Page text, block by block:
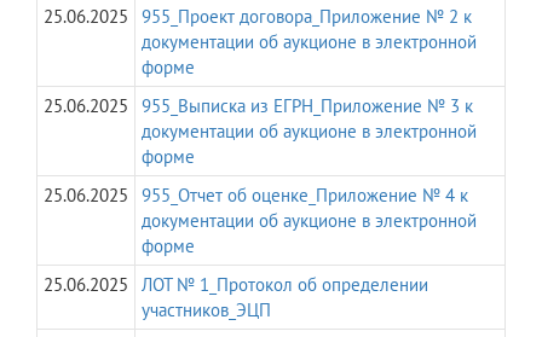
25.06.2025
955_Проект договора_Приложение № 2 к
документации об аукционе в электронной
форме
25.06.2025
955_Выписка из ЕГРН_Приложение № 3 к
документации об аукционе в электронной
форме
25.06.2025
955_Отчет об оценке_Приложение № 4 к
документации об аукционе в электронной
форме
25.06.2025
ЛОТ № 1_Протокол об определении
участников_ЭЦП